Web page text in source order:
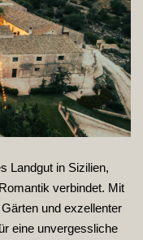
Landgut in Sizilien,
verbindet. Mit
und exzellenter
eine unvergessliche